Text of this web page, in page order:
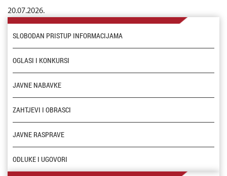
20.07.2026.
SLOBODAN PRISTUP INFORMACIJAMA
OGLASI I KONKURSI
JAVNE NABAVKE
ZAHTJEVI I OBRASCI
JAVNE RASPRAVE
ODLUKE I UGOVORI